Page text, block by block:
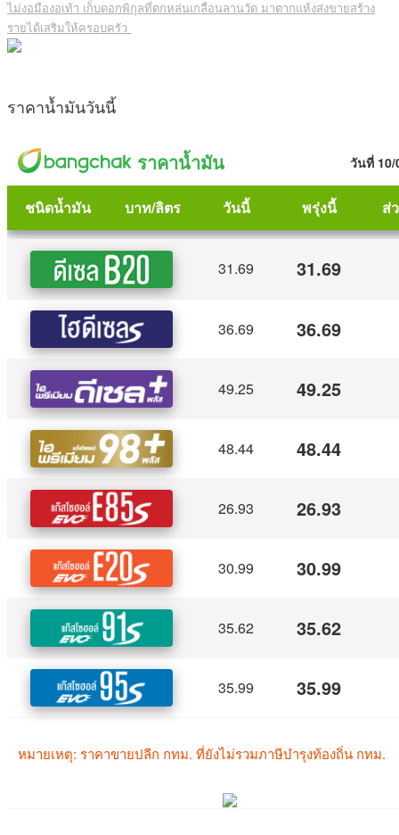
ไม่งอมืองอเท้า เก็บดอกพิกุลที่ตกหล่นเกลื่อนลานวัด มาตากแห้งส่งขายสร้าง
รายได้เสริมให้ครอบครัว
ราคาน้ำมันวันนี้